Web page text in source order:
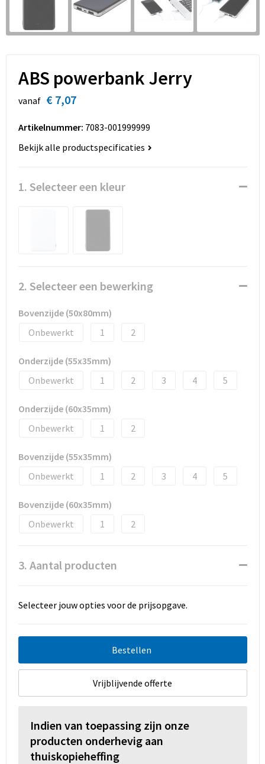
Sleutelhangers en Lanyards
Sport
Veiligheid, Auto en Fiets
Vrije tijd en Strand
Toilettassen
Schoenentassen
Golftassen
Matrozentassen
ABS powerbank Jerry
vanaf € 7,07
Artikelnummer: 7083-001999999
Bekijk alle productspecificaties
1. Selecteer een kleur
2. Selecteer een bewerking
Bovenzijde (50x80mm)
Onbewerkt
1 2
Onderzijde (55x35mm)
Onbewerkt
1 2 3 4 5
Onderzijde (60x35mm)
Onbewerkt
1 2
Bovenzijde (55x35mm)
Onbewerkt
1 2 3 4 5
Bovenzijde (60x35mm)
Onbewerkt
1 2
3. Aantal producten
Selecteer jouw opties voor de prijsopgave.
Bestellen
Vrijblijvende offerte
Indien van toepassing zijn onze
producten onderhevig aan
thuiskopieheffing